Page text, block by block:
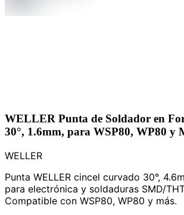
WELLER Punta de Soldador en
30°, 1.6mm, para WSP80, WP80 y
WELLER
Punta WELLER cincel curvado 30°,
para electrónica y soldaduras SMD/
Compatible con WSP80, WP80 y más.